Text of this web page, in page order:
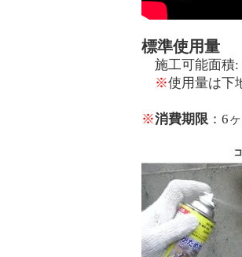
標準使用量
施工可能面積:
※使用量は下
※消費期限 ：6